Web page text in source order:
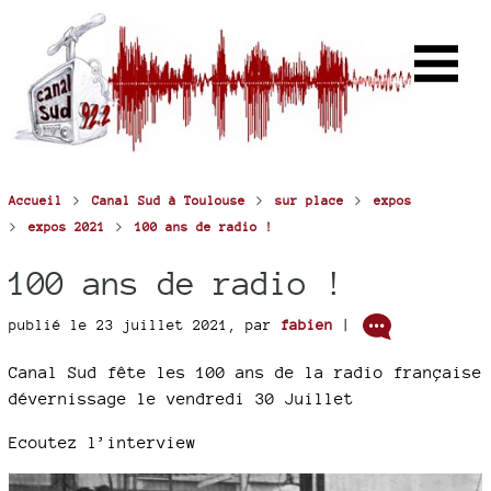
Accueil > Canal Sud à Toulouse > sur place > expos
> expos 2021 > 100 ans de radio !
100 ans de radio !
publié le 23 juillet 2021 , par fabien |
Canal Sud fête les 100 ans de la radio française
dévernissage le vendredi 30 Juillet
Ecoutez l’interview